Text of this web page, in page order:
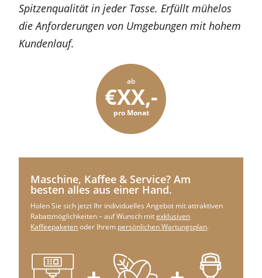
Spitzenqualität in jeder Tasse. Erfüllt mühelos
die Anforderungen von Umgebungen mit hohem
Kundenlauf.
ab
€XX,-
pro Monat
Maschine, Kaffee & Service? Am
besten alles aus einer Hand.
Holen Sie sich jetzt Ihr individuelles Angebot mit attraktiven
Rabattmöglichkeiten – auf Wunsch mitexklusiven
Kaffeepaketenoder Ihrem persönlichen Wartungsplan.